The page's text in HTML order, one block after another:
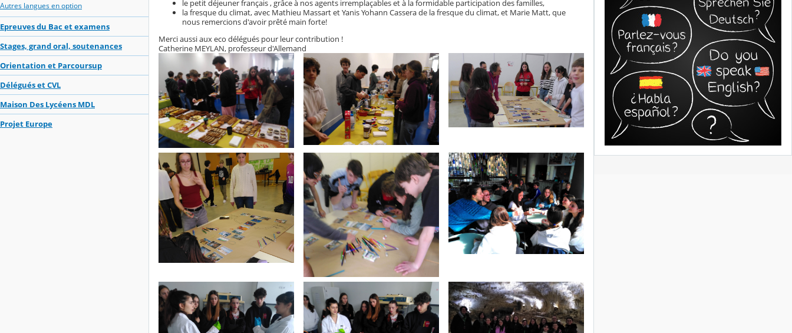
Autres langues en option
Epreuves du Bac et examens
Stages, grand oral, soutenances
Orientation et Parcoursup
Délégués et CVL
Maison Des Lycéens MDL
Projet Europe
le petit déjeuner français , grâce à nos agents irremplaçables et à la formidable participation des familles,
la fresque du climat, avec Mathieu Massart et Yanis Yohann Cassera de la fresque du climat, et Marie Matt, que
nous remercions d'avoir prêté main forte!
Merci aussi aux eco délégués pour leur contribution !
Catherine MEYLAN, professeur d'Allemand